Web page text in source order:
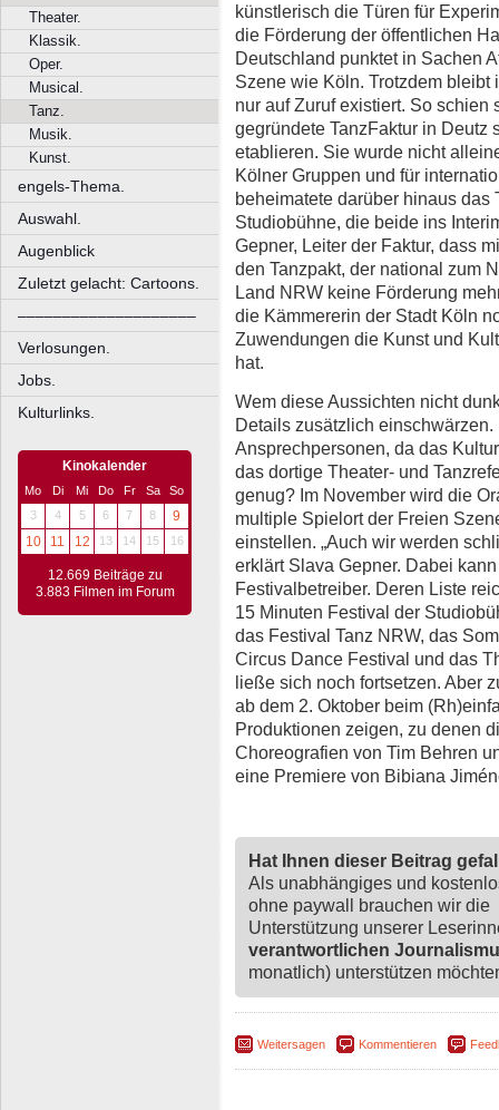
Theater.
Klassik.
Oper.
Musical.
Tanz.
Musik.
Kunst.
engels-Thema.
Auswahl.
Augenblick
Zuletzt gelacht: Cartoons.
––––––––––––––––––––
Verlosungen.
Jobs.
Kulturlinks.
Kinokalender
Mo Di Mi Do Fr Sa
So
3
4 5 6 7 8
9
10
11 12 13 14 15 16
12.669 Beiträge zu
3.883 Filmen im Forum
künstlerisch die Türen für
die Förderung der öffentlichen
Deutschland punktet in Sachen
Szene wie Köln. Trotzdem bleibt
nur auf Zuruf existiert. So schien
gegründete TanzFaktur in Deutz
etablieren. Sie wurde nicht
Kölner Gruppen und für
beheimatete darüber hinaus
Studiobühne, die beide ins
Gepner, Leiter der Faktur, dass
den Tanzpakt, der national zum
Land NRW keine Förderung
die Kämmererin der Stadt Köln
Zuwendungen die Kunst und
hat.
Wem diese Aussichten nicht
Details zusätzlich
Ansprechpersonen, da das
das dortige Theater- und
genug? Im November wird die
multiple Spielort der Freien
einstellen. „Auch wir werden
erklärt Slava Gepner. Dabei
Festivalbetreiber. Deren Liste
15 Minuten Festival der
das Festival Tanz NRW, das
Circus Dance Festival und das
ließe sich noch fortsetzen. Aber
ab dem 2. Oktober beim
Produktionen zeigen, zu denen
Choreografien von Tim Behren
eine Premiere von Bibiana
Hat Ihnen dieser Beitrag
Als unabhängiges und
ohne paywall brauchen wir die
Unterstützung unserer
verantwortlichen
monatlich) unterstützen
Weitersagen Kommentieren